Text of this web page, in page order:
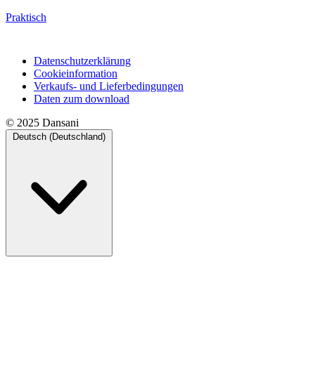
Praktisch
Datenschutzerklärung
Cookieinformation
Verkaufs- und Lieferbedingungen
Daten zum download
© 2025 Dansani
Deutsch (Deutschland)